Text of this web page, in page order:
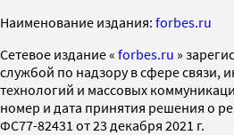
Наименование издания: forbes.ru
Cетевое издание « forbes.ru »
службой по надзору в сфере связи,
технологий и массовых
номер и дата принятия решения о
ФС77-82431 от 23 декабря 2021 г.